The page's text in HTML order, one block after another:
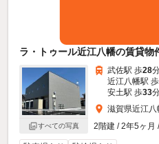
ラ・トゥール近江八幡の賃貸物
すべての写真
武佐駅 歩28
近江八幡駅 歩
安土駅 歩33
滋賀県近江
2階建 / 2年5ヶ月